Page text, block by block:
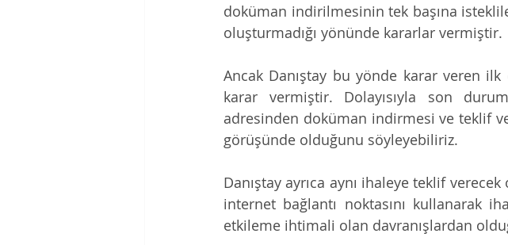
doküman indirilmesinin tek başına
oluşturmadığı yönünde kararlar vermiştir.
Ancak Danıştay bu yönde karar veren ilk
karar vermiştir. Dolayısıyla son
adresinden doküman indirmesi ve teklif
görüşünde olduğunu söyleyebiliriz.
Danıştay ayrıca aynı ihaleye teklif
internet bağlantı noktasını kullanarak
etkileme ihtimali olan davranışlardan